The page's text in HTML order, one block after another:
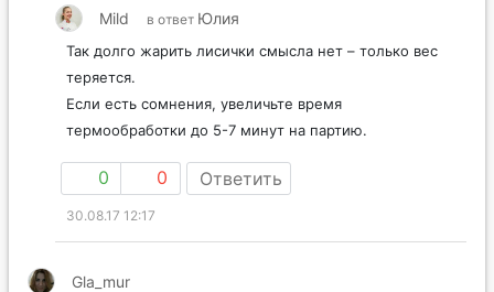
Mild в ответ Юлия
Так долго жарить лисички смысла нет – только вес
теряется.
Если есть сомнения, увеличьте время
термообработки до 5-7 минут на партию.
0 0 Ответить
30.08.17 12:17
Gla_mur